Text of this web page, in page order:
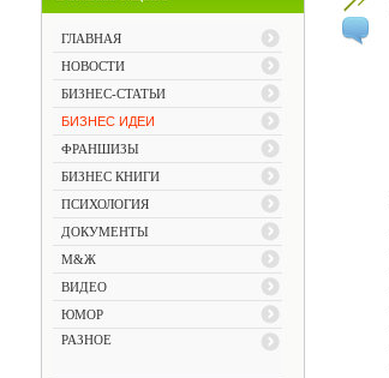
ГЛАВНАЯ
НОВОСТИ
БИЗНЕС-СТАТЬИ
БИЗНЕС ИДЕИ
ФРАНШИЗЫ
БИЗНЕС КНИГИ
ПСИХОЛОГИЯ
ДОКУМЕНТЫ
М&Ж
ВИДЕО
ЮМОР
РАЗНОЕ